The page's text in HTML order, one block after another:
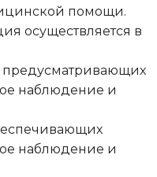
помощи.
осуществляется в
предусматривающих
наблюдение и
наблюдение и